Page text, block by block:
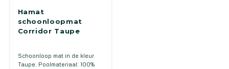
Hamat
schoonloopmat
Corridor Taupe
Schoonloop mat in de kleur
Taupe. Poolmateriaal: 100%